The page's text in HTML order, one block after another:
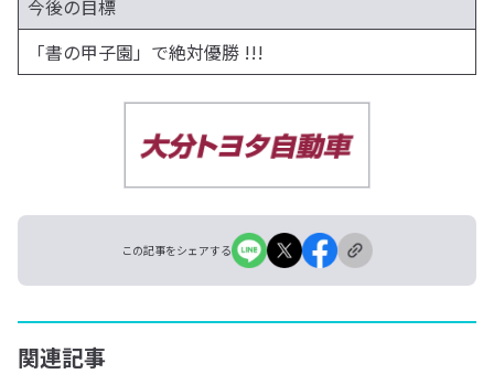
今後の目標
「書の甲子園」で絶対優勝 !!!
この記事をシェアする
関連記事